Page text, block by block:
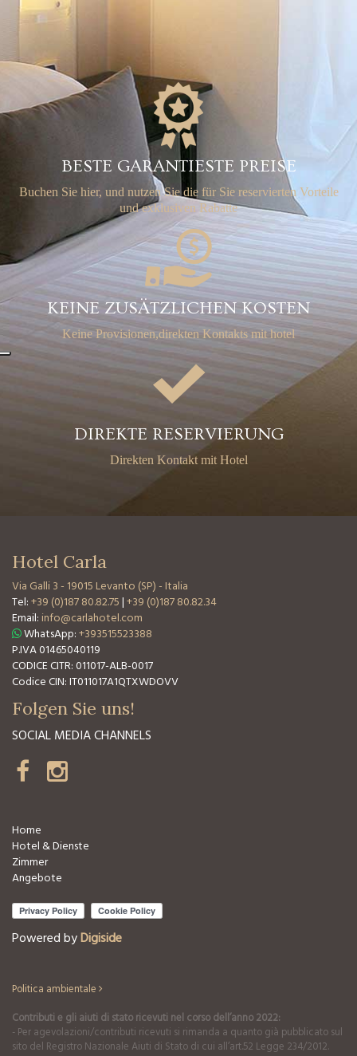
BESTE GARANTIESTE PREISE
Buchen Sie hier, und nutzen Sie die für Sie reservierten Vorteile
und exklusiven Rabatte
KEINE ZUSÄTZLICHEN KOSTEN
Keine Provisionen,direkten Kontakts mit hotel
DIREKTE RESERVIERUNG
Direkten Kontakt mit Hotel
Hotel Carla
Via Galli 3- 19015 Levanto (SP) - Italia
Tel:+39 (0)187 80.82.75|+39 (0)187 80.82.34
Email: info@carlahotel.com
WhatsApp:+393515523388
P.IVA 01465040119
CODICE CITR: 011017-ALB-0017
Codice CIN: IT011017A1QTXWDOVV
Folgen Sie uns!
SOCIAL MEDIA CHANNELS
Home
Hotel & Dienste
Zimmer
Angebote
Powered byDigiside
Politica ambientale
Contributi e gli aiuti di stato ricevuti nel corso dell’anno 2022:
- Per agevolazioni/contributi ricevuti si rimanda a quanto già pubblicato sul
sito del Registro Nazionale Aiuti di Stato di cui all’art.52 Legge 234/2012.